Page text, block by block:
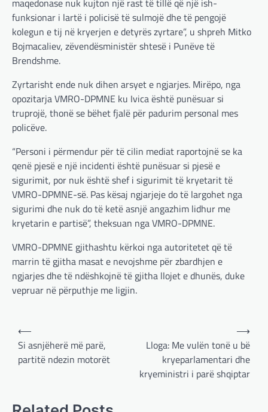
maqedonase nuk kujton një rast të tillë që një ish-
funksionar i lartë i policisë të sulmojë dhe të pengojë
kolegun e tij në kryerjen e detyrës zyrtare”, u shpreh Mitko
Bojmacaliev, zëvendësministër shtesë i Punëve të
Brendshme.
Zyrtarisht ende nuk dihen arsyet e ngjarjes. Mirëpo, nga
opozitarja VMRO-DPMNE ku Ivica është punësuar si
truprojë, thonë se bëhet fjalë për padurim personal mes
policëve.
“Personi i përmendur për të cilin mediat raportojnë se ka
qenë pjesë e një incidenti është punësuar si pjesë e
sigurimit, por nuk është shef i sigurimit të kryetarit të
VMRO-DPMNE-së. Pas kësaj ngjarjeje do të largohet nga
sigurimi dhe nuk do të ketë asnjë angazhim lidhur me
kryetarin e partisë”, theksuan nga VMRO-DPMNE.
VMRO-DPMNE gjithashtu kërkoi nga autoritetet që të
marrin të gjitha masat e nevojshme për zbardhjen e
ngjarjes dhe të ndëshkojnë të gjitha llojet e dhunës, duke
vepruar në përputhje me ligjin.
Post
navigation
⟵
Si asnjëherë më parë,
partitë ndezin motorët
Lloga: Me vulën tonë u bë
kryeparlamentari dhe
kryeministri i parë shqiptar
⟶
RAJONI,